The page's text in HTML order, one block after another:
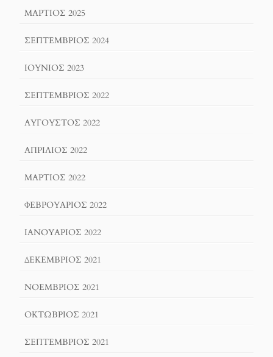
ΜΆΡΤΙΟΣ 2025
ΣΕΠΤΈΜΒΡΙΟΣ 2024
ΙΟΎΝΙΟΣ 2023
ΣΕΠΤΈΜΒΡΙΟΣ 2022
ΑΎΓΟΥΣΤΟΣ 2022
ΑΠΡΊΛΙΟΣ 2022
ΜΆΡΤΙΟΣ 2022
ΦΕΒΡΟΥΆΡΙΟΣ 2022
ΙΑΝΟΥΆΡΙΟΣ 2022
ΔΕΚΈΜΒΡΙΟΣ 2021
ΝΟΈΜΒΡΙΟΣ 2021
ΟΚΤΏΒΡΙΟΣ 2021
ΣΕΠΤΈΜΒΡΙΟΣ 2021